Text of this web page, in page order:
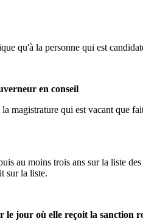
qu'à la personne qui est
en conseil
magistrature qui est vacant que
au moins trois ans sur la liste
sur la liste.
le jour où elle reçoit la sanction